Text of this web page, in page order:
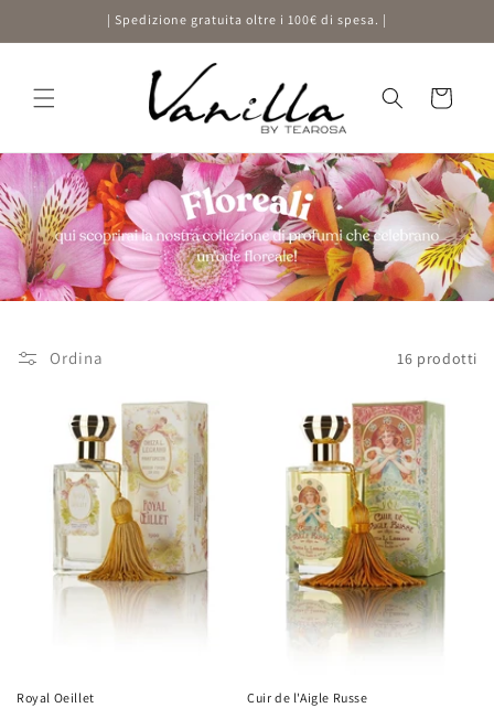
direttamente
ai contenuti
| Spedizione gratuita oltre i 100€ di spesa. |
Carrello
Ordina 16 prodotti
Royal Oeillet Cuir de l'Aigle Russe